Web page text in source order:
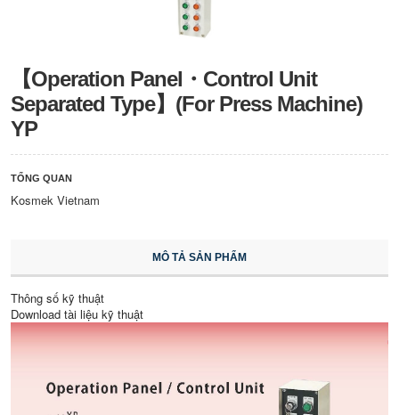
【Operation Panel・Control Unit
Separated Type】(For Press Machine)
YP
TỔNG QUAN
Kosmek Vietnam
MÔ TẢ SẢN PHẨM
Thông số kỹ thuật
Download tài liệu kỹ thuật